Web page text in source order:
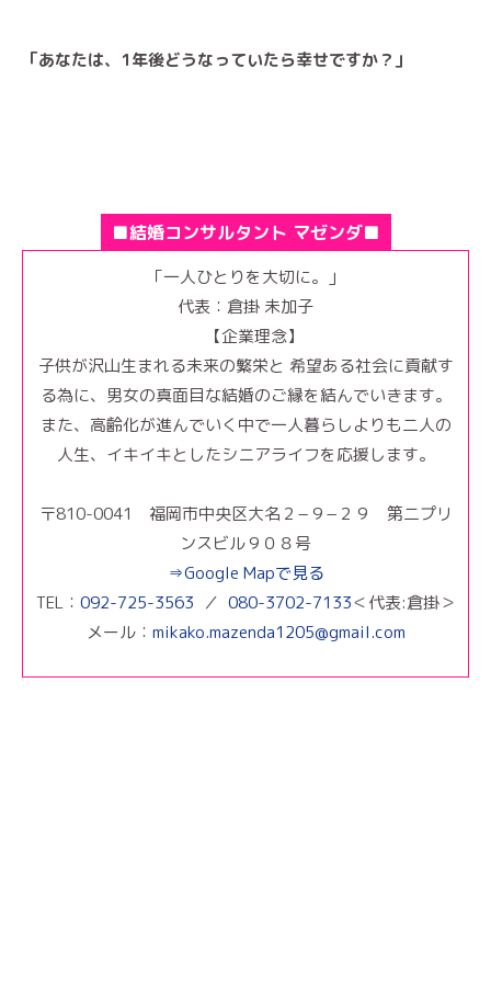
「あなたは、1年後どうなっていたら幸せですか？」
■結婚コンサルタント マゼンダ■
「一人ひとりを大切に。」
代表：倉掛 未加子
【企業理念】
子供が沢山生まれる未来の繁栄と 希望ある社会に貢献す
る為に、男女の真面目な結婚のご縁を結んでいきます。
また、高齢化が進んでいく中で一人暮らしよりも二人の
人生、イキイキとしたシニアライフを応援します。
〒810-0041 福岡市中央区大名２−９−２９ 第二プリ
ンスビル９０８号
⇒Google Mapで見る
TEL： 092-725-3563 ／ 080-3702-7133＜代表:倉掛＞
メール： mikako.mazenda1205@gmail.com